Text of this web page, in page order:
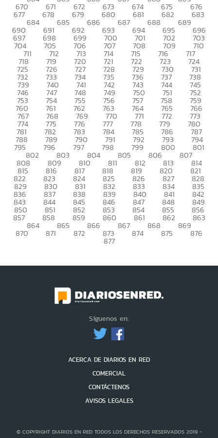
670 671 672 673 674 675 676
677 678 679 680 681 682 683
684 685 686 687 688 689
690 691 692 693 694 695 696
697 698 699 700 701 702 703
704 705 706 707 708 709 710
711 712 713 714 715 716 717
718 719 720 721 722 723 724
725 726 727 728 729 730 731
732 733 734 735 736 737 738
739 740 741 742 743 744 745
746 747 748 749 750 751 752
753 754 755 756 757 758 759
760 761 762 763 764 765 766
767 768 769 770 771 772 773
774 775 776 777 778 779 780
781 782 783 784 785 786 787
788 789 790 791 792 793 794
795 796 797 798 799 800 801
802 803 804 805 806 807
808 809 810 811 812 813 814
815 816 817 818 819 820 821
822 823 824 825 826 827 828
829 830 831 832 833 834 835
836 837 838 839 840 841 842
843 844 845 846 847 848 849
850 851 852 853 854 855 856
857 858 859 860 861 862 863
864 865 866 867 868 869
870 871 872 873 874 875 876
877
Síguenos en:
ACERCA DE DIARIOS EN RED
COMERCIAL
CONTÁCTENOS
AVISOS LEGALES
© COPYRIGHT DIARIOS EN RED TODOS LOS DERECHOS RESERVADOS 2019 -